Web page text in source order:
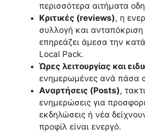
περισσότερα αιτήματα
Κριτικές (reviews), η
συλλογή και ανταπόκριση
επηρεάζει άμεσα την
Local Pack.
Ώρες λειτουργίας και
ενημερωμένες ανά πάσα
Αναρτήσεις (Posts),
ενημερώσεις για
εκδηλώσεις ή νέα
προφίλ είναι ενεργό.